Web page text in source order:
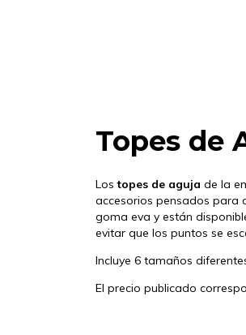
Topes de
Lostopes de aguja de la
accesorios pensados para
goma eva y están
evitar que los puntos se
Incluye 6 tamaños
El precio publicado